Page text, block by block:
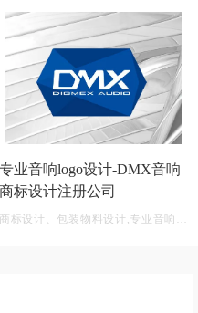
专业音响logo设计-DMX音响
商标设计注册公司
商标设计、包装物料设计,专业音响公